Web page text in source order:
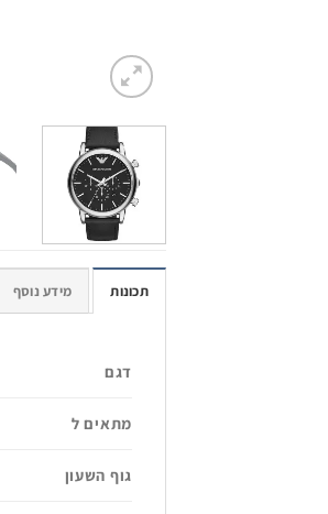
תכונות מידע נוסף
דגם
מתאים ל
גוף השעון